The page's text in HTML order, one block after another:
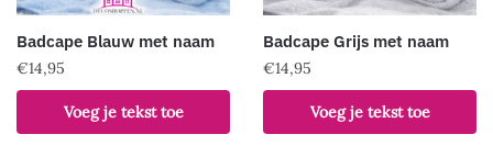
Badcape Blauw met naam
€14,95
Voeg je tekst toe
Badcape Grijs met naam
€14,95
Voeg je tekst toe